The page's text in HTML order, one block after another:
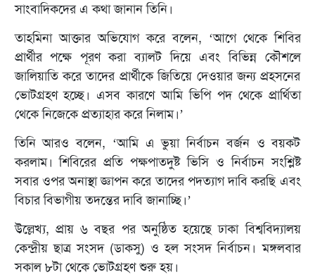
সাংবাদিকদের এ কথা জানান তিনি।
তাহমিনা আক্তার অভিযোগ করে বলেন, ‘আগে থেকে শিবির
প্রার্থীর পক্ষে পূরণ করা ব্যালট দিয়ে এবং বিভিন্ন কৌশলে
জালিয়াতি করে তাদের প্রার্থীকে জিতিয়ে দেওয়ার জন্য প্রহসনের
ভোটগ্রহণ হচ্ছে। এসব কারণে আমি ভিপি পদ থেকে প্রার্থিতা
থেকে নিজেকে প্রত্যাহার করে নিলাম।’
তিনি আরও বলেন, ‘আমি এ ভুয়া নির্বাচন বর্জন ও বয়কট
করলাম। শিবিরের প্রতি পক্ষপাতদুষ্ট ভিসি ও নির্বাচন সংশ্লিষ্ট
সবার ওপর অনাস্থা জ্ঞাপন করে তাদের পদত্যাগ দাবি করছি এবং
বিচার বিভাগীয় তদন্তের দাবি জানাচ্ছি।’
উল্লেখ্য, প্রায় ৬ বছর পর অনুষ্ঠিত হয়েছে ঢাকা বিশ্ববিদ্যালয়
কেন্দ্রীয় ছাত্র সংসদ (ডাকসু) ও হল সংসদ নির্বাচন। মঙ্গলবার
সকাল ৮টা থেকে ভোটগ্রহণ শুরু হয়।